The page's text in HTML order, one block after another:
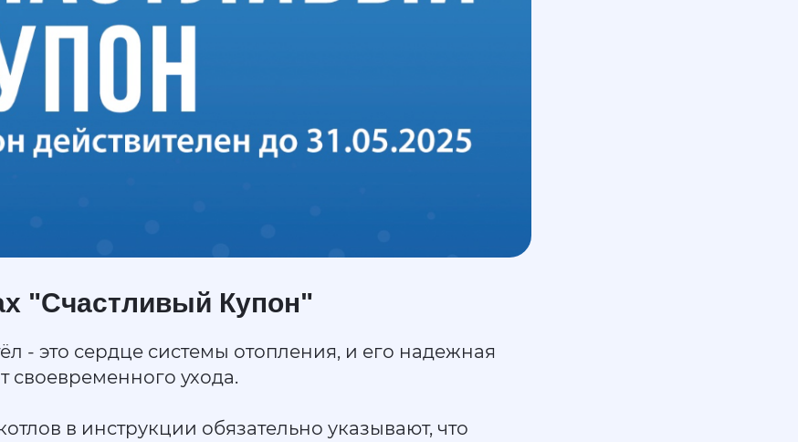
"Счастливый Купон"
- это сердце системы отопления, и его надежная
своевременного ухода.
в инструкции обязательно указывают, что